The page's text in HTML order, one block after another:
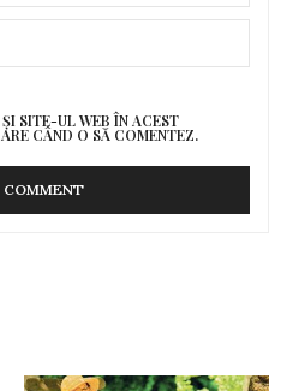
SITE-UL WEB ÎN ACEST
CÂND O SĂ COMENTEZ.